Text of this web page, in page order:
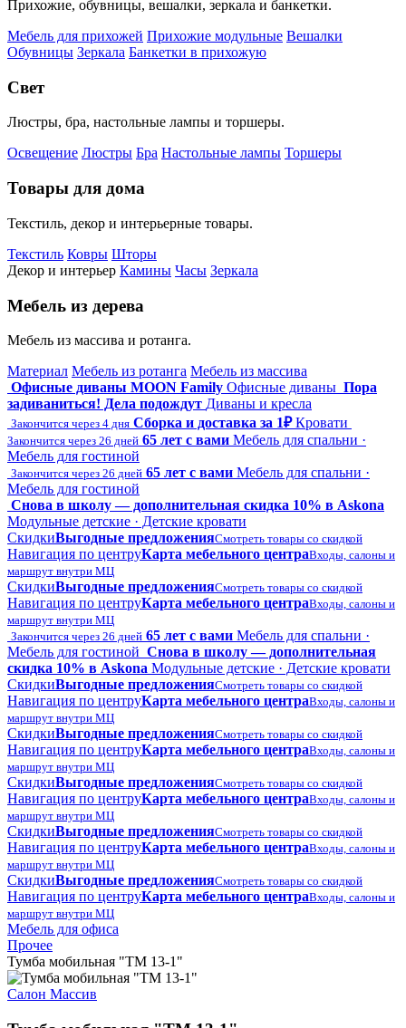
Прихожие, обувницы, вешалки, зеркала и банкетки.
Мебель для прихожей Прихожие модульные Вешалки
Обувницы Зеркала Банкетки в прихожую
Свет
Люстры, бра, настольные лампы и торшеры.
Освещение Люстры Бра Настольные лампы Торшеры
Товары для дома
Текстиль, декор и интерьерные товары.
Текстиль Ковры Шторы
Декор и интерьер Камины Часы Зеркала
Мебель из дерева
Мебель из массива и ротанга.
Материал Мебель из ротанга Мебель из массива
Офисные диваны MOON Family Офисные диваны Пора
задиваниться! Дела подождут Диваны и кресла
Закончится через 4 дня Сборка и доставка за 1₽ Кровати
Закончится через 26 дней 65 лет с вами Мебель для спальни ·
Мебель для гостиной
Закончится через 26 дней 65 лет с вами Мебель для спальни ·
Мебель для гостиной
Снова в школу — дополнительная скидка 10% в Askona
Модульные детские · Детские кровати
СкидкиВыгодные предложенияСмотреть товары со скидкой
Навигация по центруКарта мебельного центраВходы, салоны и
маршрут внутри МЦ
СкидкиВыгодные предложенияСмотреть товары со скидкой
Навигация по центруКарта мебельного центраВходы, салоны и
маршрут внутри МЦ
Закончится через 26 дней 65 лет с вами Мебель для спальни ·
Мебель для гостиной Снова в школу — дополнительная
скидка 10% в Askona Модульные детские · Детские кровати
СкидкиВыгодные предложенияСмотреть товары со скидкой
Навигация по центруКарта мебельного центраВходы, салоны и
маршрут внутри МЦ
СкидкиВыгодные предложенияСмотреть товары со скидкой
Навигация по центруКарта мебельного центраВходы, салоны и
маршрут внутри МЦ
СкидкиВыгодные предложенияСмотреть товары со скидкой
Навигация по центруКарта мебельного центраВходы, салоны и
маршрут внутри МЦ
СкидкиВыгодные предложенияСмотреть товары со скидкой
Навигация по центруКарта мебельного центраВходы, салоны и
маршрут внутри МЦ
СкидкиВыгодные предложенияСмотреть товары со скидкой
Навигация по центруКарта мебельного центраВходы, салоны и
маршрут внутри МЦ
Мебель для офиса
Прочее
Тумба мобильная "ТМ 13-1"
Салон Массив